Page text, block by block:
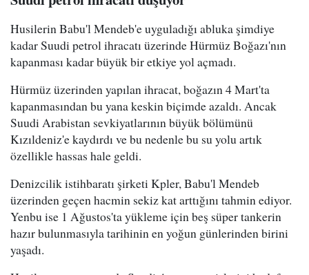
Husilerin Babu'l Mendeb'e uyguladığı abluka şimdiye
kadar Suudi petrol ihracatı üzerinde Hürmüz Boğazı'nın
kapanması kadar büyük bir etkiye yol açmadı.
Hürmüz üzerinden yapılan ihracat, boğazın 4 Mart'ta
kapanmasından bu yana keskin biçimde azaldı. Ancak
Suudi Arabistan sevkiyatlarının büyük bölümünü
Kızıldeniz'e kaydırdı ve bu nedenle bu su yolu artık
özellikle hassas hale geldi.
Denizcilik istihbaratı şirketi Kpler, Babu'l Mendeb
üzerinden geçen hacmin sekiz kat arttığını tahmin ediyor.
Yenbu ise 1 Ağustos'ta yükleme için beş süper tankerin
hazır bulunmasıyla tarihinin en yoğun günlerinden birini
yaşadı.